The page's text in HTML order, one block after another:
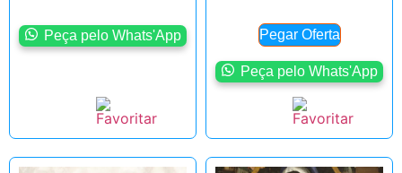
Peça pelo Whats'App Pegar Oferta
Peça pelo Whats'App